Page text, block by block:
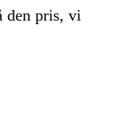
den pris, vi